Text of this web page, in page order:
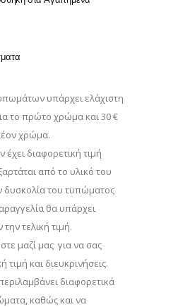
υπάρχει ελάχιστη
το πρώτο χρώμα και 30 €
χρώμα.
έχει διαφορετική τιμή
από το υλικό του
δυσκολία του τυπώματος
θα υπάρχει
τελική τιμή.
μαζί μας για να σας
τιμή και διευκρινήσεις.
διαφορετικά
καθώς και να